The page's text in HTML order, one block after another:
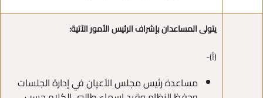
يتولى المساعدان بإشراف الرئيس الأمور الآتية:
(أ)-
مساعدة رئيس مجلس الأعيان في إدارة الجلسات